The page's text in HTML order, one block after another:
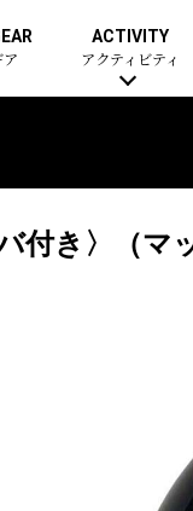
ACTIVITY
アクティビティ
き〉（マ